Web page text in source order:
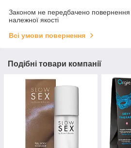
Законом не передбачено повернення
належної якості
Всі умови повернення
Подібні товари компанії